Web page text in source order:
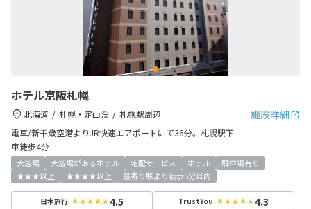
ホテル京阪札幌
施設詳細
北海道 札幌・定山渓
札幌駅周辺
電車/新千歳空港よりJR快速エアポートにて36分。札幌駅下
車徒歩4分
大浴場 大浴場があるホテル 宅配サービス ホテル
駐車場有り
★★★以上
★★★★以上 最寄り駅より徒歩5分以内
日本旅行 4.5 TrustYou 4.3